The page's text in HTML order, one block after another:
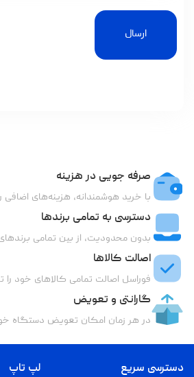
ارسال
صرفه جویی در هزینه
با خرید هوشمندانه، هزینه‌های
دسترسی به تمامی برندها
بدون محدودیت، از بین تمامی
اصالت کالاها
فوراسل اصالت تمامی کالاهای خود
گارانتی و تعویض
در هر زمان امکان تعویض دستگاه
دسترسی سریع لپ تاپ